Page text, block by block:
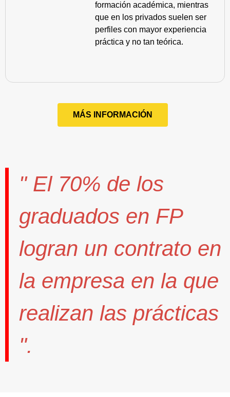
formación académica, mientras
que en los privados suelen ser
perfiles con mayor experiencia
práctica y no tan teórica.
MÁS INFORMACIÓN
" El 70% de los
graduados en FP
logran un contrato en
la empresa en la que
realizan las prácticas
".